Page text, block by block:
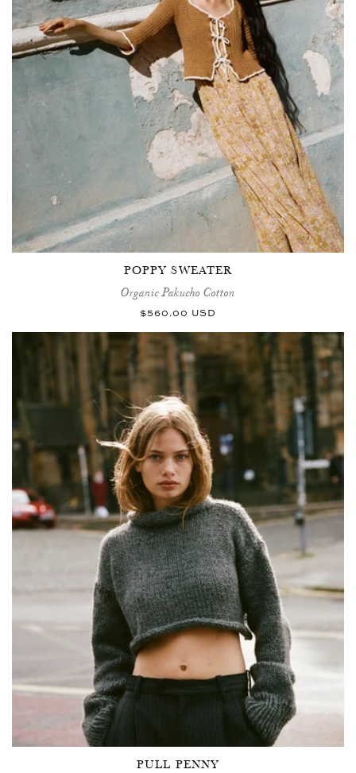
POPPY SWEATER
Organic Pakucho Cotton
Prix
$560.00 USD
PULL PENNY